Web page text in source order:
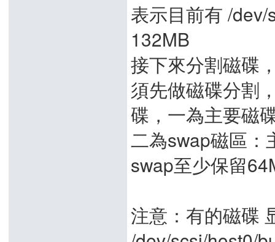
表示目前有 /
132MB
接下來分割磁碟
須先做磁碟分割
碟，一為主要磁
二為swap磁區：
swap至少保留
注意：有的磁碟